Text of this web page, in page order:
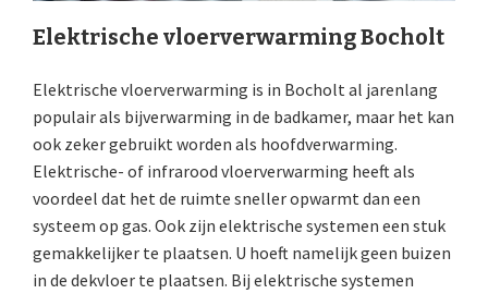
Elektrische vloerverwarming Bocholt
Elektrische vloerverwarming is in Bocholt al jarenlang
populair als bijverwarming in de badkamer, maar het kan
ook zeker gebruikt worden als hoofdverwarming.
Elektrische- of infrarood vloerverwarming heeft als
voordeel dat het de ruimte sneller opwarmt dan een
systeem op gas. Ook zijn elektrische systemen een stuk
gemakkelijker te plaatsen. U hoeft namelijk geen buizen
in de dekvloer te plaatsen. Bij elektrische systemen